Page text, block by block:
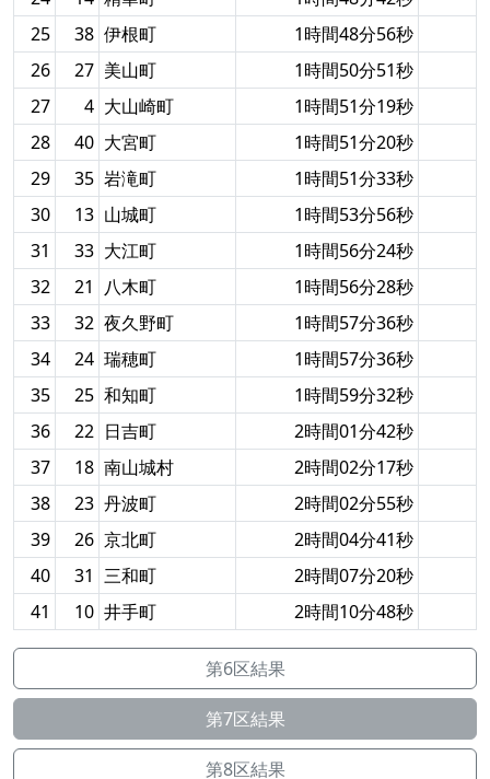
25
38 伊根町
1時間48分56秒
26
27 美山町
1時間50分51秒
27
4 大山崎町
1時間51分19秒
28
40 大宮町
1時間51分20秒
29
35 岩滝町
1時間51分33秒
30
13 山城町
1時間53分56秒
31
33 大江町
1時間56分24秒
32
21 八木町
1時間56分28秒
33
32 夜久野町
1時間57分36秒
34
24 瑞穂町
1時間57分36秒
35
25 和知町
1時間59分32秒
36
22 日吉町
2時間01分42秒
37
18 南山城村
2時間02分17秒
38
23 丹波町
2時間02分55秒
39
26 京北町
2時間04分41秒
40
31 三和町
2時間07分20秒
41
10 井手町 2時間10分48秒
第6区結果
第7区結果
第8区結果